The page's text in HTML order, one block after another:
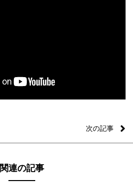
次の記事
関連の記事